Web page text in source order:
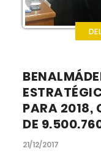
PARA 2018,
DE
21/12/2017